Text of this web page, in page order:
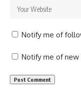
Notify me of
Notify me of new